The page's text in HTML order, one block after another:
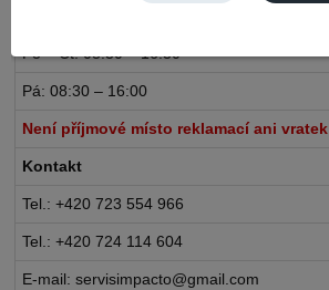
Po – Čt: 08:30 – 16:30
Pá: 08:30 – 16:00
Není příjmové místo reklamací ani vratek
Kontakt
Tel.: +420 723 554 966
Tel.: +420 724 114 604
E-mail: servisimpacto@gmail.com